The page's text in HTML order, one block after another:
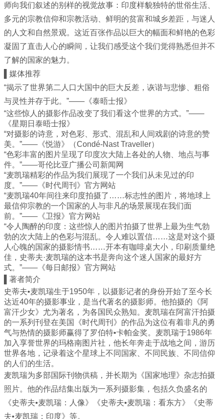
师向我们叙述的别样的视觉故事：印度样貌独特的世俗生活、
多元的宗教信仰和宗教活动、鲜明的贫富和城乡差距，与迷人
的人文和自然景观。这近百张作品以巨大的幅面和鲜艳的色彩
凝固了直击人心的瞬间，让我们感受这个我们觉得熟悉但并不
了解的国家的魅力。
▌媒体推荐
“揭示了世界第二人口大国中的巨大反差，诙谐与悲惨、粗俗
与灵性并存于此。”——《泰晤士报》
“这些惊人的摄影作品改变了我们看这个世界的方式。”——
《星期日泰晤士报》
“对摄影的诗意，对色彩、形式、混乱和人间戏剧的诗意的赞
美。”——《悦游》（Condé-Nast Traveller）
“色彩丰富的图片呈现了印度次大陆上各处的人物、地点与事
件。”——哥伦比亚广播公司新闻网
“麦凯瑞精彩的作品为我们展现了一个我们从未见过的印
度。”——《时代周刊》官方网站
“麦凯瑞40年间往来印度拍摄了……标志性的图片，将地球上
最信仰宗教的一个国家的人与非凡的场景展现在我们面
前。”——《卫报》官方网站
“令人陶醉的印度：这些惊人的图片拍摄了世界上最为生气勃
勃的次大陆上的色彩与混乱。令人难以置信……这是对这个摄
人心魄的国家的摄影情书……开本有咖啡桌大小，印刷质量绝
佳，史蒂夫·麦凯瑞的这本书是奔向这个迷人国家的最好方
式。”——《每日邮报》官方网站
▌著者简介
史蒂夫•麦凯瑞生于1950年，以摄影记者的身份开始了至今长
达近40年的摄影事业，是当代著名的摄影师。他拍摄的《阿
富汗少女》尤为著名，为各国民众熟知。麦凯瑞在阿富汗拍摄
的一系列刊登在美国《时代周刊》的作品为这位有着非凡的勇
气与热情的摄影师赢得了罗伯特•卡帕金奖。麦凯瑞于1986年
加入享誉世界的玛格南图片社，他长年奔走于战地之间，游历
世界各地，记录着这个星球上不同国家、不同民族、不同信仰
的人们的生活。
麦凯瑞为多部国际刊物供稿，并长期为《国家地理》杂志拍摄
照片。他的作品结集出版为一系列摄影集，包括久负盛名的
《史蒂夫•麦凯瑞：人像》《史蒂夫•麦凯瑞：看东方》《史蒂
夫•麦凯瑞：印度》等。